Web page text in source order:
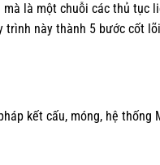
là một chuỗi các thủ tục
trình này thành 5 bước cốt
kết cấu, móng, hệ thống